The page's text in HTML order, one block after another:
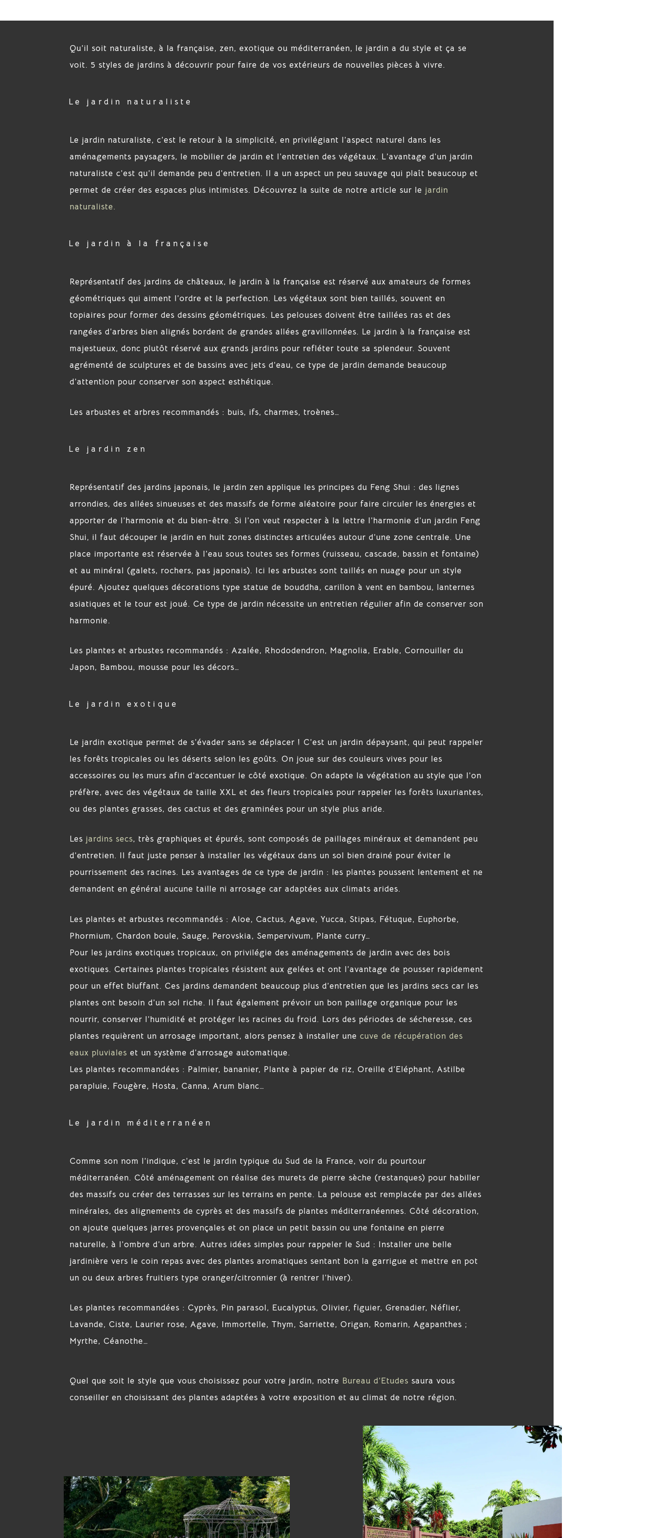
Qu’il soit naturaliste, à la française, zen, exotique ou méditerranéen, le jardin a du style et ça se
voit. 5 styles de jardins à découvrir pour faire de vos extérieurs de nouvelles pièces à vivre.
Le jardin naturaliste
Le jardin naturaliste, c’est le retour à la simplicité, en privilégiant l’aspect naturel dans les
aménagements paysagers, le mobilier de jardin et l’entretien des végétaux. L’avantage d’un jardin
naturaliste c’est qu’il demande peu d’entretien. Il a un aspect un peu sauvage qui plaît beaucoup et
permet de créer des espaces plus intimistes. Découvrez la suite de notre article sur le jardin
naturaliste.
Le jardin à la française
Représentatif des jardins de châteaux, le jardin à la française est réservé aux amateurs de formes
géométriques qui aiment l’ordre et la perfection. Les végétaux sont bien taillés, souvent en
topiaires pour former des dessins géométriques. Les pelouses doivent être taillées ras et des
rangées d’arbres bien alignés bordent de grandes allées gravillonnées. Le jardin à la française est
majestueux, donc plutôt réservé aux grands jardins pour refléter toute sa splendeur. Souvent
agrémenté de sculptures et de bassins avec jets d’eau, ce type de jardin demande beaucoup
d’attention pour conserver son aspect esthétique.
Les arbustes et arbres recommandés : buis, ifs, charmes, troènes…
Le jardin zen
Représentatif des jardins japonais, le jardin zen applique les principes du Feng Shui : des lignes
arrondies, des allées sinueuses et des massifs de forme aléatoire pour faire circuler les énergies et
apporter de l’harmonie et du bien-être. Si l’on veut respecter à la lettre l’harmonie d’un jardin Feng
Shui, il faut découper le jardin en huit zones distinctes articulées autour d’une zone centrale. Une
place importante est réservée à l’eau sous toutes ses formes (ruisseau, cascade, bassin et fontaine)
et au minéral (galets, rochers, pas japonais). Ici les arbustes sont taillés en nuage pour un style
épuré. Ajoutez quelques décorations type statue de bouddha, carillon à vent en bambou, lanternes
asiatiques et le tour est joué. Ce type de jardin nécessite un entretien régulier afin de conserver son
harmonie.
Les plantes et arbustes recommandés : Azalée, Rhododendron, Magnolia, Erable, Cornouiller du
Japon, Bambou, mousse pour les décors…
Le jardin exotique
Le jardin exotique permet de s’évader sans se déplacer ! C’est un jardin dépaysant, qui peut rappeler
les forêts tropicales ou les déserts selon les goûts. On joue sur des couleurs vives pour les
accessoires ou les murs afin d’accentuer le côté exotique. On adapte la végétation au style que l’on
préfère, avec des végétaux de taille XXL et des fleurs tropicales pour rappeler les forêts luxuriantes,
ou des plantes grasses, des cactus et des graminées pour un style plus aride.
Les jardins secs, très graphiques et épurés, sont composés de paillages minéraux et demandent peu
d’entretien. Il faut juste penser à installer les végétaux dans un sol bien drainé pour éviter le
pourrissement des racines. Les avantages de ce type de jardin : les plantes poussent lentement et ne
demandent en général aucune taille ni arrosage car adaptées aux climats arides.
Les plantes et arbustes recommandés : Aloe, Cactus, Agave, Yucca, Stipas, Fétuque, Euphorbe,
Phormium, Chardon boule, Sauge, Perovskia, Sempervivum, Plante curry…
Pour les jardins exotiques tropicaux, on privilégie des aménagements de jardin avec des bois
exotiques. Certaines plantes tropicales résistent aux gelées et ont l’avantage de pousser rapidement
pour un effet bluffant. Ces jardins demandent beaucoup plus d’entretien que les jardins secs car les
plantes ont besoin d’un sol riche. Il faut également prévoir un bon paillage organique pour les
nourrir, conserver l’humidité et protéger les racines du froid. Lors des périodes de sécheresse, ces
plantes requièrent un arrosage important, alors pensez à installer une cuve de récupération des
eaux pluviales et un système d’arrosage automatique.
Les plantes recommandées : Palmier, bananier, Plante à papier de riz, Oreille d’Eléphant, Astilbe
parapluie, Fougère, Hosta, Canna, Arum blanc…
Le jardin méditerranéen
Comme son nom l’indique, c’est le jardin typique du Sud de la France, voir du pourtour
méditerranéen. Côté aménagement on réalise des murets de pierre sèche (restanques) pour habiller
des massifs ou créer des terrasses sur les terrains en pente. La pelouse est remplacée par des allées
minérales, des alignements de cyprès et des massifs de plantes méditerranéennes. Côté décoration,
on ajoute quelques jarres provençales et on place un petit bassin ou une fontaine en pierre
naturelle, à l’ombre d’un arbre. Autres idées simples pour rappeler le Sud : Installer une belle
jardinière vers le coin repas avec des plantes aromatiques sentant bon la garrigue et mettre en pot
un ou deux arbres fruitiers type oranger/citronnier (à rentrer l’hiver).
Les plantes recommandées : Cyprès, Pin parasol, Eucalyptus, Olivier, figuier, Grenadier, Néflier,
Lavande, Ciste, Laurier rose, Agave, Immortelle, Thym, Sarriette, Origan, Romarin, Agapanthes ;
Myrthe, Céanothe…
Quel que soit le style que vous choisissez pour votre jardin, notre Bureau d’Etudes saura vous
conseiller en choisissant des plantes adaptées à votre exposition et au climat de notre région.